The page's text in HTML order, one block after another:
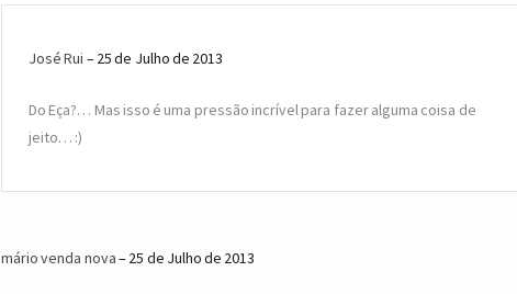
José Rui 25 de Julho de 2013
Do Eça?… Mas isso é uma pressão incrível para fazer alguma coisa de
jeito… :)
mário venda nova 25 de Julho de 2013